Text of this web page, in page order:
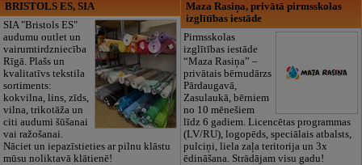
BRISTOLS ES, SIA
SIA "Bristols ES"
audumu outlet un
vairumtirdzniecība
Rīgā. Plašs un
kvalitatīvs tekstila
sortiments:
kokvilna, lins, zīds,
vilna, trikotāža un
citi audumi šūšanai
vai ražošanai.
Nāciet un iepazīstieties ar pilnu klāstu
mūsu noliktavā klātienē!
Maza Rasiņa, privātā pirmsskolas
izglītības iestāde
Pirmsskolas
izglītības iestāde
“Maza Rasiņa” –
privātais bērnudārzs
Pārdaugavā,
Zasulaukā, bērniem
no 10 mēnešiem
līdz 6 gadiem. Licencētas programmas
(LV/RU), logopēds, speciālais atbalsts,
pulciņi, liela zaļa teritorija un 3x
ēdināšana. Strādājam visu gadu!